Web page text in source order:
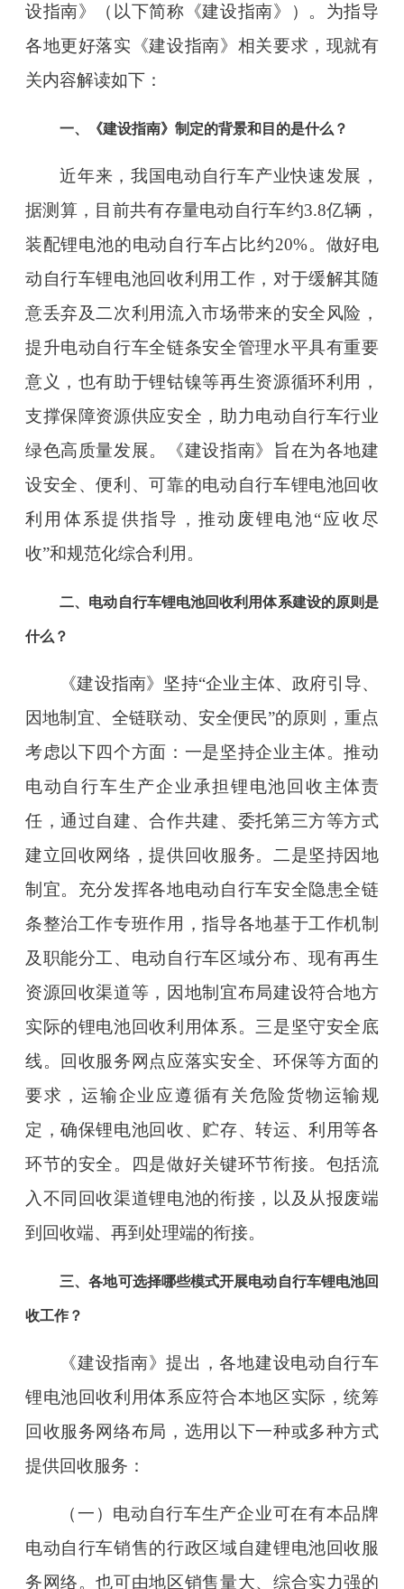
设指南》（以下简称《建设指南》）。为指导
各地更好落实《建设指南》相关要求，现就有
关内容解读如下：
一、《建设指南》制定的背景和目的是什么？
近年来，我国电动自行车产业快速发展，
据测算，目前共有存量电动自行车约3.8亿辆，
装配锂电池的电动自行车占比约20%。做好电
动自行车锂电池回收利用工作，对于缓解其随
意丢弃及二次利用流入市场带来的安全风险，
提升电动自行车全链条安全管理水平具有重要
意义，也有助于锂钴镍等再生资源循环利用，
支撑保障资源供应安全，助力电动自行车行业
绿色高质量发展。《建设指南》旨在为各地建
设安全、便利、可靠的电动自行车锂电池回收
利用体系提供指导，推动废锂电池“应收尽
收”和规范化综合利用。
二、电动自行车锂电池回收利用体系建设的原则是
什么？
《建设指南》坚持“企业主体、政府引导、
因地制宜、全链联动、安全便民”的原则，重点
考虑以下四个方面：一是坚持企业主体。推动
电动自行车生产企业承担锂电池回收主体责
任，通过自建、合作共建、委托第三方等方式
建立回收网络，提供回收服务。二是坚持因地
制宜。充分发挥各地电动自行车安全隐患全链
条整治工作专班作用，指导各地基于工作机制
及职能分工、电动自行车区域分布、现有再生
资源回收渠道等，因地制宜布局建设符合地方
实际的锂电池回收利用体系。三是坚守安全底
线。回收服务网点应落实安全、环保等方面的
要求，运输企业应遵循有关危险货物运输规
定，确保锂电池回收、贮存、转运、利用等各
环节的安全。四是做好关键环节衔接。包括流
入不同回收渠道锂电池的衔接，以及从报废端
到回收端、再到处理端的衔接。
三、各地可选择哪些模式开展电动自行车锂电池回
收工作？
《建设指南》提出，各地建设电动自行车
锂电池回收利用体系应符合本地区实际，统筹
回收服务网络布局，选用以下一种或多种方式
提供回收服务：
（一）电动自行车生产企业可在有本品牌
电动自行车销售的行政区域自建锂电池回收服
务网络。也可由地区销售量大、综合实力强的